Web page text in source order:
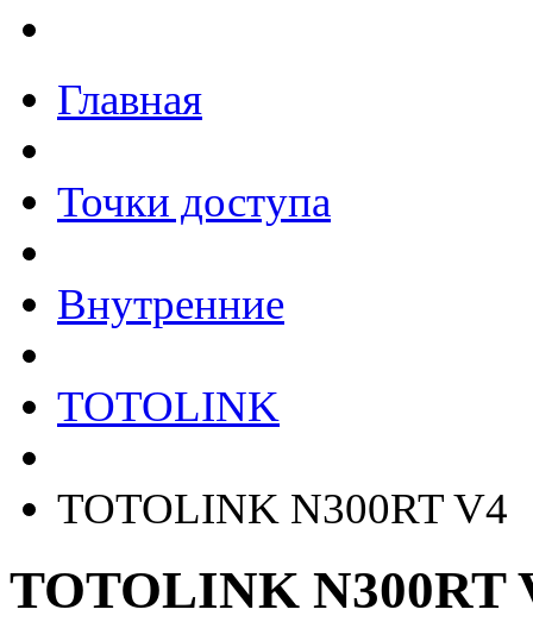
Главная
Точки доступа
Внутренние
TOTOLINK
TOTOLINK N300RT V4
TOTOLINK N300RT